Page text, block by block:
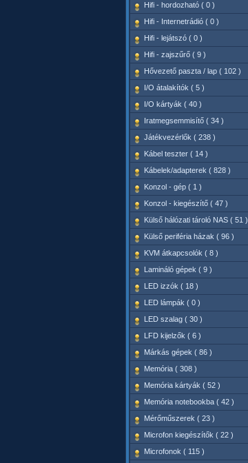
Hifi - hordozható ( 0 )
Hifi - Internetrádió ( 0 )
Hifi - lejátszó ( 0 )
Hifi - zajszűrő ( 9 )
Hővezető paszta / lap ( 102 )
I/O átalakítók ( 5 )
I/O kártyák ( 40 )
Iratmegsemmisítő ( 34 )
Játékvezérlők ( 238 )
Kábel teszter ( 14 )
Kábelek/adapterek ( 828 )
Konzol - gép ( 1 )
Konzol - kiegészítő ( 47 )
Külső hálózati tároló NAS ( 51 )
Külső periféria házak ( 96 )
KVM átkapcsolók ( 8 )
Lamináló gépek ( 9 )
LED izzók ( 18 )
LED lámpák ( 0 )
LED szalag ( 30 )
LFD kijelzők ( 6 )
Márkás gépek ( 86 )
Memória ( 308 )
Memória kártyák ( 52 )
Memória notebookba ( 42 )
Mérőműszerek ( 23 )
Microfon kiegészítők ( 22 )
Microfonok ( 115 )